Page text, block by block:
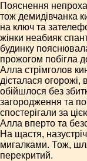
Пояснення
тож демидівчанка
на ключ та
жінки неабияк
будинку
прожогом побігла
Алла стрімголов
дісталася
обійшлося без
загородження та
спостерігали за
Алла вперто та
На щастя,
мигалками. Тож,
перекритий.